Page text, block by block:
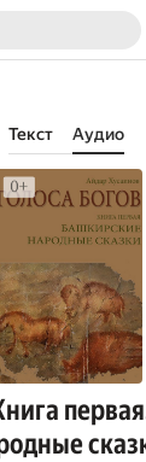
Текст Аудио